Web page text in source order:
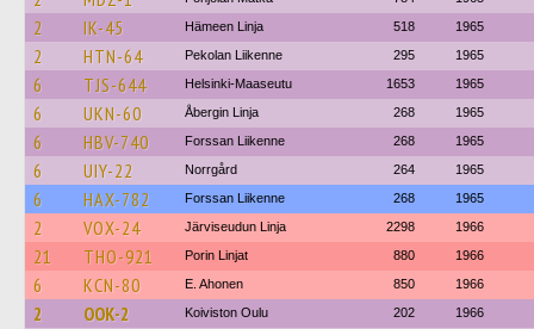
2 IK-45 Hämeen Linja 518 1965
2 HTN-64 Pekolan Liikenne 295 1965
6 TJS-644 Helsinki-Maaseutu 1653 1965
6 UKN-60 Åbergin Linja 268 1965
6 HBV-740 Forssan Liikenne 268 1965
6 UIY-22 Norrgård 264 1965
6 HAX-782 Forssan Liikenne 268 1965
2 VOX-24 Järviseudun Linja 2298 1966
21 THO-921 Porin Linjat 880 1966
6 KCN-80 E. Ahonen 850 1966
2 OOK-2 Koiviston Oulu 202 1966